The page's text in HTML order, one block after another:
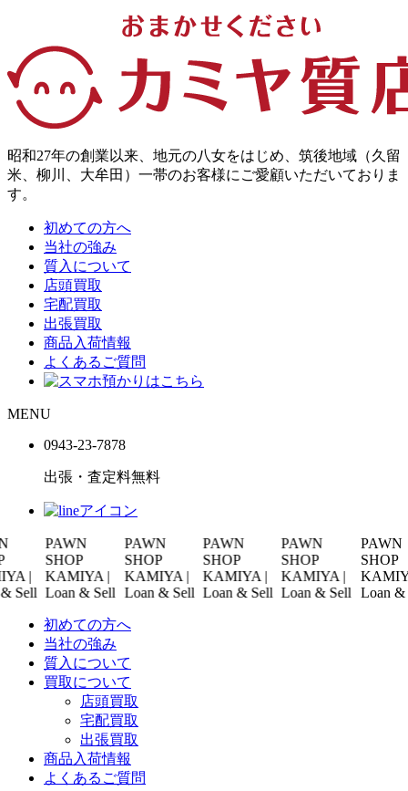
昭和27年の創業以来、地元の八女をはじめ、筑後地域（久留
米、柳川、大牟田）一帯のお客様にご愛顧いただいておりま
す。
初めての方へ
当社の強み
質入について
店頭買取
宅配買取
出張買取
商品入荷情報
よくあるご質問
MENU
0943-23-7878
出張・査定料無料
PAWN
SHOP
KAMIYA |
Loan & Sell
PAWN
SHOP
KAMIYA |
Loan & Sell
PAWN
SHOP
KAMIYA |
Loan & Sell
PAWN
SHOP
KAMIYA |
Loan & Sell
PAWN
SHOP
KAMIYA |
Loan & Sell
初めての方へ
当社の強み
質入について
買取について
店頭買取
宅配買取
出張買取
商品入荷情報
よくあるご質問